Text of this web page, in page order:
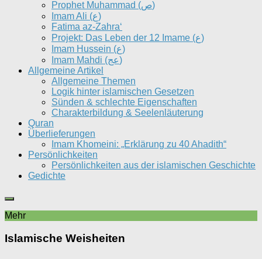
Prophet Muhammad (ص)
Imam Ali (ع)
Fatima az-Zahra‘
Projekt: Das Leben der 12 Imame (ع)
Imam Hussein (ع)
Imam Mahdi (عج)
Allgemeine Artikel
Allgemeine Themen
Logik hinter islamischen Gesetzen
Sünden & schlechte Eigenschaften
Charakterbildung & Seelenläuterung
Quran
Überlieferungen
Imam Khomeini: „Erklärung zu 40 Ahadith“
Persönlichkeiten
Persönlichkeiten aus der islamischen Geschichte
Gedichte
Mehr
Islamische Weisheiten